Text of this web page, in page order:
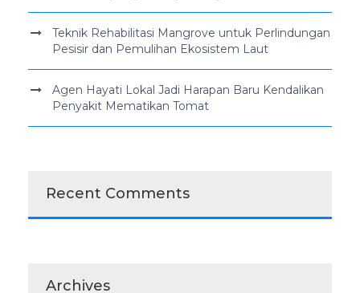
Teknik Rehabilitasi Mangrove untuk Perlindungan
Pesisir dan Pemulihan Ekosistem Laut
Agen Hayati Lokal Jadi Harapan Baru Kendalikan
Penyakit Mematikan Tomat
Recent Comments
Archives